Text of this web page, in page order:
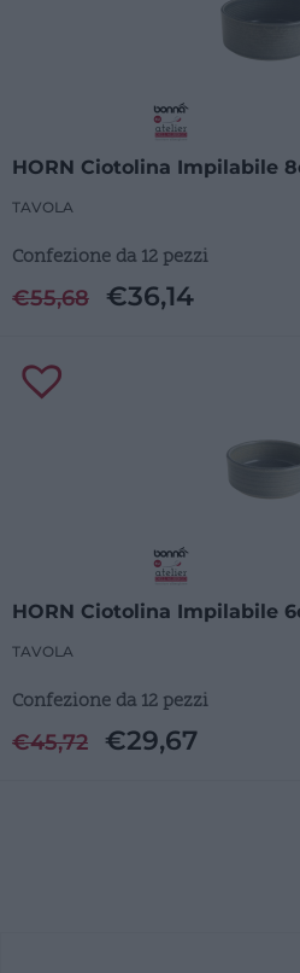
HORN Ciotolina Impilabile
TAVOLA
Confezione da 12 pezzi
€55,68 €36,14
HORN Ciotolina Impilabile
TAVOLA
Confezione da 12 pezzi
€45,72 €29,67